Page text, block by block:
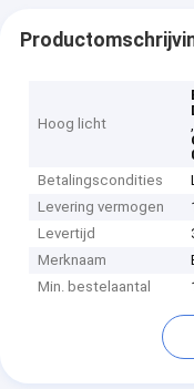
Hoog licht
,
Betalingscondities
Levering vermogen
Levertijd
Merknaam
Min. bestelaantal